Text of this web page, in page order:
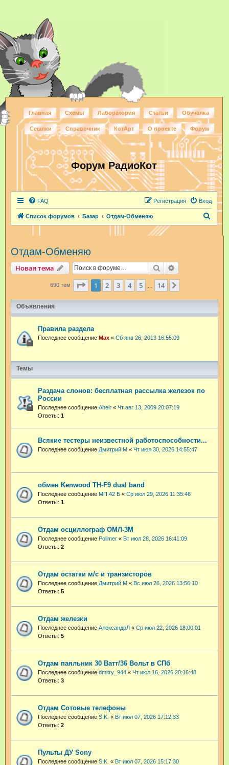
Главная Схемы Лаборатория Статьи Обучалка
Ссылки Справочник КотАрт О проекте Форум
Форум РадиоКот
FAQ Вход
Регистрация
Список форумов Базар Отдам-Обменяю
Отдам-Обменяю
Новая тема Поиск
690 тем Страница из 14
1 2 3 4 5 14
Объявления
Правила раздела
Последнее сообщение Max « Сб янв 26, 2013 16:55:09
Темы
Раздача слонов: бесплатная рассылка железок по
России
Последнее сообщение Aheir « Чт авг 13, 2009 20:07:19
Ответы: 1
Всякие тестеры неизвестной работоспособности...
Последнее сообщение Дмитрий М « Чт июл 30, 2026 14:55:47
обмен Kenwood TH-F9 dual band
Последнее сообщение МП 42 Б « Ср июл 29, 2026 11:35:46
Ответы: 1
Отдам осциллограф ОМЛ-3М
Последнее сообщение Polimer « Вт июл 28, 2026 16:41:09
Ответы: 2
Отдам остатки м/с и транзисторов
Последнее сообщение Дмитрий М « Вс июл 26, 2026 13:56:10
Ответы: 5
Отдам железки
Последнее сообщение АлександрЛ « Ср июл 22, 2026 18:00:01
Ответы: 5
Отдам паяльник 30 Ватт/36 Вольт в СПб
Последнее сообщение dmitry_944 « Чт июл 16, 2026 20:16:48
Ответы: 3
Отдам Сотовые телефоны
Последнее сообщение S.K. « Вт июл 07, 2026 17:12:33
Ответы: 2
Пульты ДУ Sony
Последнее сообщение S.K. « Вт июл 07, 2026 15:17:30